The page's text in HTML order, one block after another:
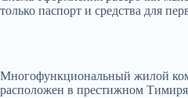
только паспорт и средства для
Многофункциональный жилой
расположен в престижном